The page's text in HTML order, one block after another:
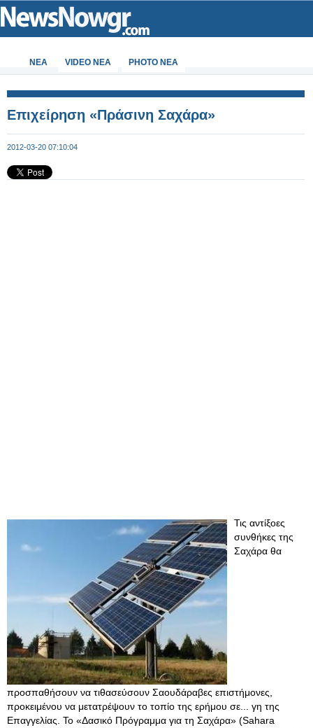
ΝΕΑ VIDEO NEA PHOTO NEA
Επιχείρηση «Πράσινη Σαχάρα»
2012-03-20 07:10:04
Τις αντίξοες
συνθήκες της
Σαχάρα θα
προσπαθήσουν να τιθασεύσουν Σαουδάραβες επιστήμονες,
προκειμένου να μετατρέψουν το τοπίο της ερήμου σε... γη της
Επαγγελίας. Το «Δασικό Πρόγραμμα για τη Σαχάρα» (Sahara